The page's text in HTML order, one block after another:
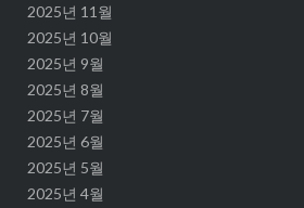
2025년 11월
2025년 10월
2025년 9월
2025년 8월
2025년 7월
2025년 6월
2025년 5월
2025년 4월